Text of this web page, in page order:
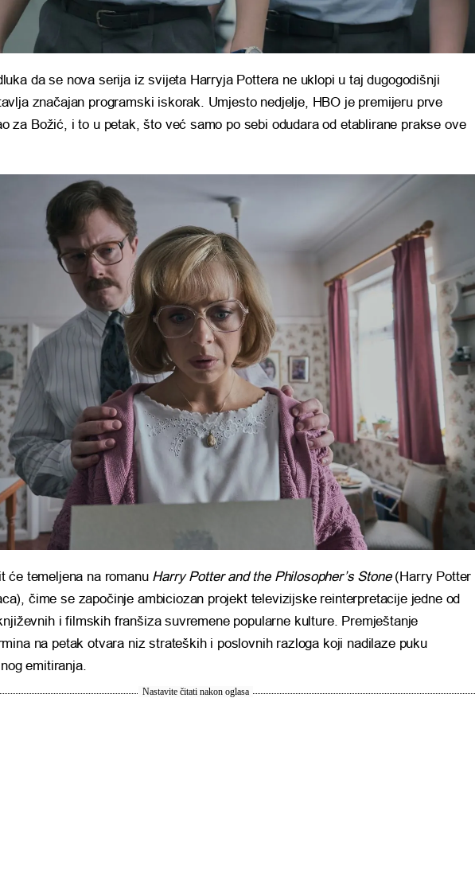
da se nova serija iz svijeta Harryja Pottera ne uklopi u taj dugogodišnji
značajan programski iskorak. Umjesto nedjelje, HBO je premijeru prve
za Božić, i to u petak, što već samo po sebi odudara od etablirane prakse ove
će temeljena na romanu Harry Potter and the Philosopher’s Stone(Harry Potter
čime se započinje ambiciozan projekt televizijske reinterpretacije jedne od
i filmskih franšiza suvremene popularne kulture. Premještanje
na petak otvara niz strateških i poslovnih razloga koji nadilaze puku
emitiranja.
Nastavite čitati nakon oglasa